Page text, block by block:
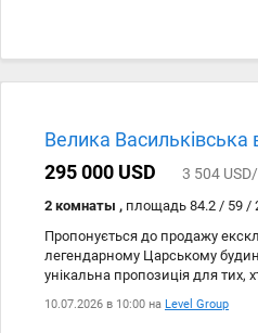
Велика
295 000 USD
3 504
2 комнаты , площадь 84.2 / 59 /
Пропонується до продажу
легендарному Царському
унікальна пропозиція для тих,
преміальний рівень комфорту.
наповнюють квартиру світлом
10.07.2026 в 10:00 на Level Group